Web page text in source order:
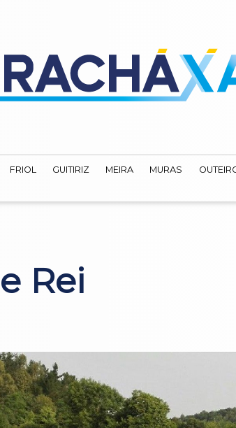
FRIOL GUITIRIZ MEIRA MURAS
Rei